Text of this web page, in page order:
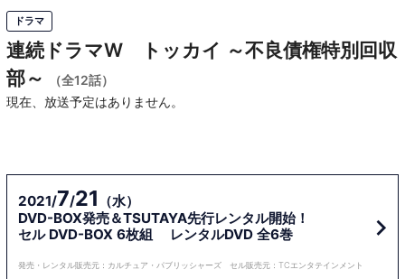
ドラマ
連続ドラマW トッカイ ～不良債権特別回収
部～
（全12話）
現在、放送予定はありません。
2021/7/21 （水）
DVD-BOX発売＆TSUTAYA先行レンタル開始！
セル DVD-BOX 6枚組 レンタルDVD 全6巻
発売・レンタル販売元：カルチュア・パブリッシャーズ セル販売元：TCエンタテインメント